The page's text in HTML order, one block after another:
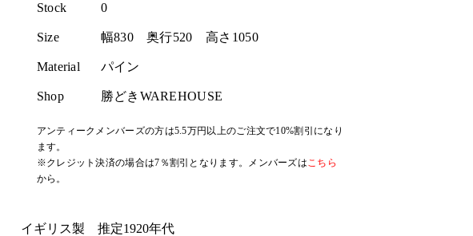
Stock 0
Size 幅830奥行520 高さ 1050
Material パイン
Shop 勝どきWAREHOUSE
アンティークメンバーズの方は5.5万円以上のご注文で10%割引になり
ます。
※クレジット決済の場合は7％割引となります。メンバーズはこちら
から。
イギリス製 推定1920年代